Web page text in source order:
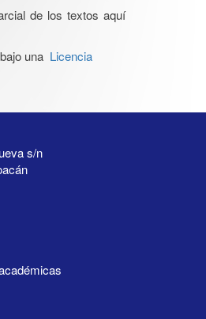
de los textos aquí
una Licencia
s/n